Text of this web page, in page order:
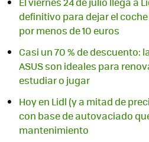
definitivo para dejar el
por menos de 10 euros
Casi un 70 % de descuento:
ASUS son ideales para
estudiar o jugar
Hoy en Lidl (y a mitad de
con base de autovaciado
mantenimiento